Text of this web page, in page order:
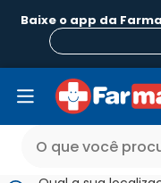
Baixe o app da